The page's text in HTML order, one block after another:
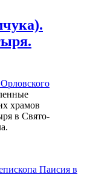
храмов
в Свято-